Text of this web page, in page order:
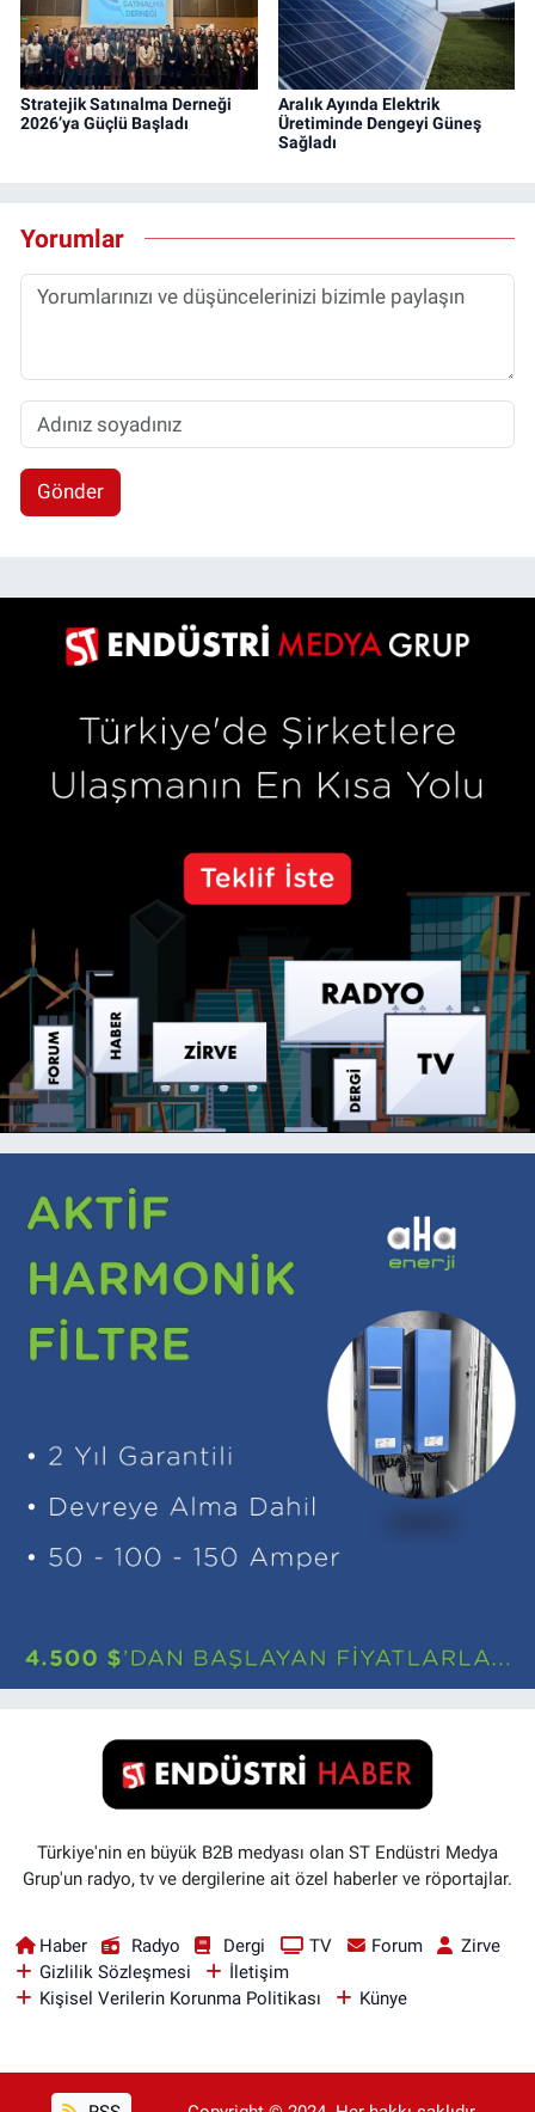
Stratejik Satınalma Derneği
2026’ya Güçlü Başladı
Aralık Ayında Elektrik
Üretiminde Dengeyi Güneş
Sağladı
Yorumlar
Gönder
Türkiye'nin en büyük B2B medyası olan ST Endüstri Medya
Grup'un radyo, tv ve dergilerine ait özel haberler ve röportajlar.
Haber Radyo Dergi TV Forum
Zirve
Gizlilik Sözleşmesi
İletişim
Kişisel Verilerin Korunma Politikası
Künye